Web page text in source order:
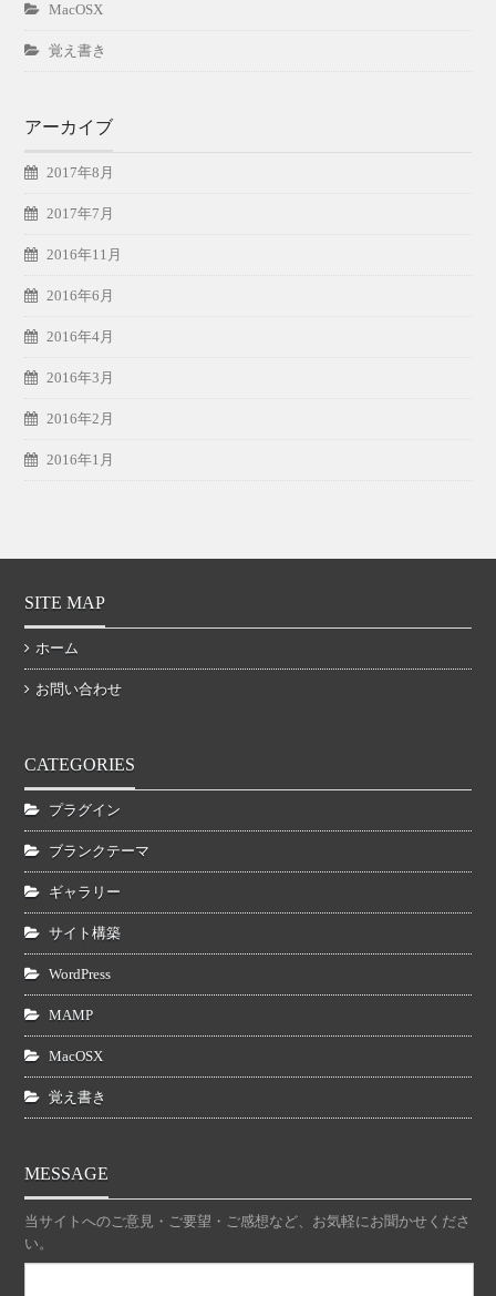
MacOSX
覚え書き
アーカイブ
2017年8月
2017年7月
2016年11月
2016年6月
2016年4月
2016年3月
2016年2月
2016年1月
SITE MAP
ホーム
お問い合わせ
CATEGORIES
プラグイン
ブランクテーマ
ギャラリー
サイト構築
WordPress
MAMP
MacOSX
覚え書き
MESSAGE
当サイトへのご意見・ご要望・ご感想など、お気軽にお聞かせくださ
い。